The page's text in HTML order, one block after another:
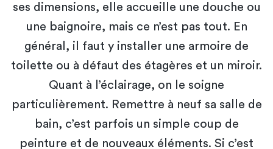
ses dimensions, elle accueille une douche ou
une baignoire, mais ce n’est pas tout. En
général, il faut y installer une armoire de
toilette ou à défaut des étagères et un miroir.
Quant à l’éclairage, on le soigne
particulièrement. Remettre à neuf sa salle de
bain, c’est parfois un simple coup de
peinture et de nouveaux éléments. Si c’est